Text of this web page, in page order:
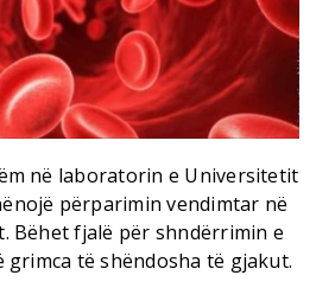
në laboratorin e Universitetit
përparimin vendimtar në
Bëhet fjalë për shndërrimin e
grimca të shëndosha të gjakut.